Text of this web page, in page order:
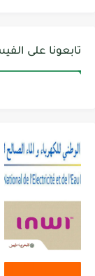
تابعونا على